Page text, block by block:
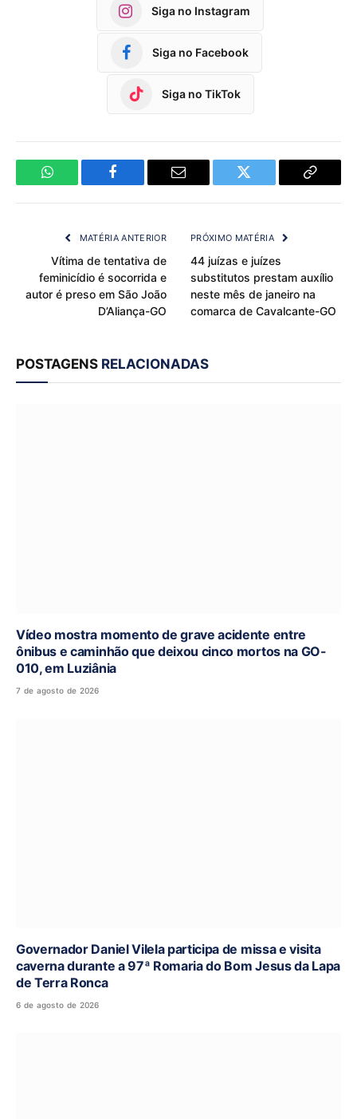
Siga no Instagram
Siga no Facebook
Siga no TikTok
WhatsApp Facebook Email Twitter
Copy
MATÉRIA ANTERIOR
Vítima de tentativa de
feminicídio é socorrida e
autor é preso em São João
D’Aliança-GO
PRÓXIMO MATÉRIA
44 juízas e juízes
substitutos prestam auxílio
neste mês de janeiro na
comarca de Cavalcante-GO
POSTAGENS RELACIONADAS
Vídeo mostra momento de grave acidente entre
ônibus e caminhão que deixou cinco mortos na GO-
010, em Luziânia
7 de agosto de 2026
Governador Daniel Vilela participa de missa e visita
caverna durante a 97ª Romaria do Bom Jesus da Lapa
de Terra Ronca
6 de agosto de 2026